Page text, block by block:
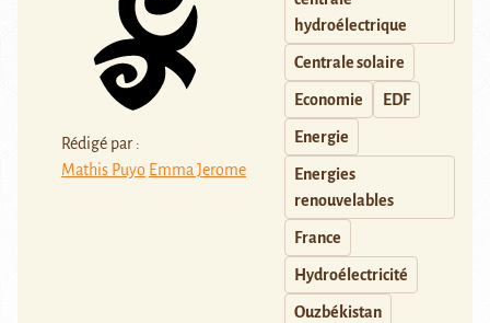
Rédigé par :
Mathis Puyo Emma Jerome
hydroélectrique
Centrale solaire
Economie EDF
Energie
Energies
renouvelables
France
Hydroélectricité
Ouzbékistan